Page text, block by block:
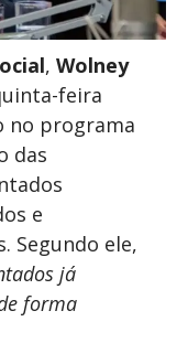
, Wolney
feira
no programa
das
e
Segundo ele,
já
forma